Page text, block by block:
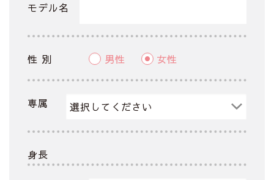
モデル名
性 別 男性 女性
専属
身長